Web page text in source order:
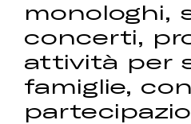
monologhi,
concerti,
attività per
famiglie,